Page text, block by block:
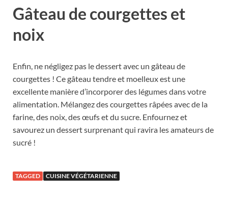
Gâteau de courgettes et
noix
Enfin, ne négligez pas le dessert avec un gâteau de
courgettes ! Ce gâteau tendre et moelleux est une
excellente manière d’incorporer des légumes dans votre
alimentation. Mélangez des courgettes râpées avec de la
farine, des noix, des œufs et du sucre. Enfournez et
savourez un dessert surprenant qui ravira les amateurs de
sucré !
TAGGED CUISINE VÉGÉTARIENNE